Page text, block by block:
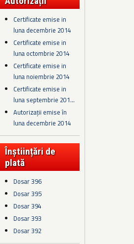
Certificate emise in
luna decembrie 2014
Certificate emise in
luna octombrie 2014
Certificate emise in
luna noiembrie 2014
Certificate emise in
luna septembrie 201...
Autorizații emise în
luna decembrie 2014
Înștiințări de
plată
Dosar 396
Dosar 395
Dosar 394
Dosar 393
Dosar 392